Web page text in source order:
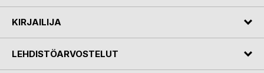
KIRJAILIJA
LEHDISTÖARVOSTELUT